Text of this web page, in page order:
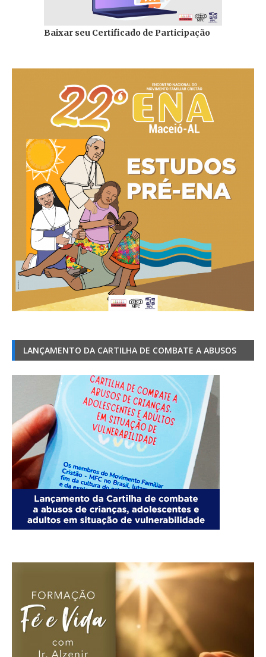
Baixar seu Certificado de Participação
LANÇAMENTO DA CARTILHA DE COMBATE A ABUSOS